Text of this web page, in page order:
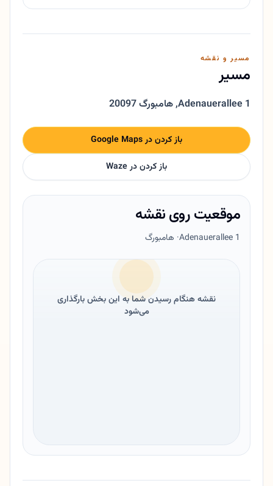
مسیر و نقشه
مسیر
Adenauerallee 1
,20097 هامبورگ
باز کردن در Google Maps
باز کردن در Waze
موقعیت روی نقشه
Adenauerallee 1· هامبورگ
نقشه هنگام رسیدن شما به این بخش بارگذاری
می‌شود